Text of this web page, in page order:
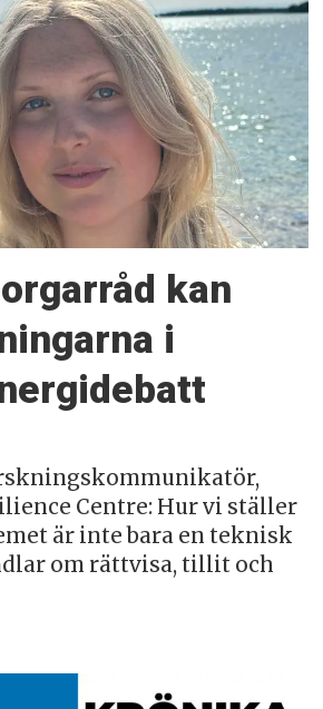
kan
i
Centre: Hur vi ställer
är inte bara en teknisk
om rättvisa, tillit och